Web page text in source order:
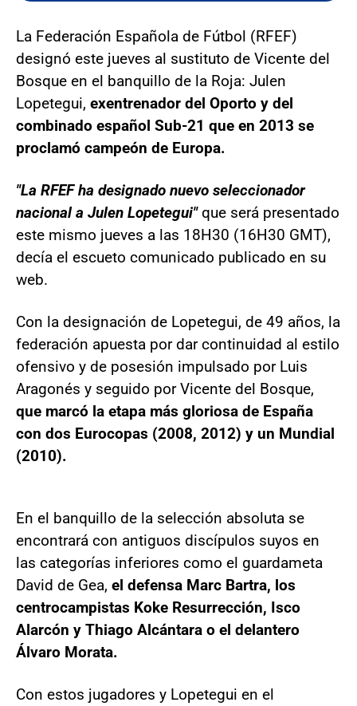
La Federación Española de Fútbol (RFEF)
designó este jueves al sustituto de Vicente del
Bosque en el banquillo de la Roja: Julen
Lopetegui, exentrenador del Oporto y del
combinado español Sub-21 que en 2013 se
proclamó campeón de Europa.
"La RFEF ha designado nuevo seleccionador
nacional a Julen Lopetegui"que será presentado
este mismo jueves a las 18H30 (16H30 GMT),
decía el escueto comunicado publicado en su
web.
Con la designación de Lopetegui, de 49 años, la
federación apuesta por dar continuidad al estilo
ofensivo y de posesión impulsado por Luis
Aragonés y seguido por Vicente del Bosque,
que marcó la etapa más gloriosa de España
con dos Eurocopas (2008, 2012) y un Mundial
(2010).
En el banquillo de la selección absoluta se
encontrará con antiguos discípulos suyos en
las categorías inferiores como el guardameta
David de Gea, el defensa Marc Bartra, los
centrocampistas Koke Resurrección, Isco
Alarcón y Thiago Alcántara o el delantero
Álvaro Morata.
Con estos jugadores y Lopetegui en el